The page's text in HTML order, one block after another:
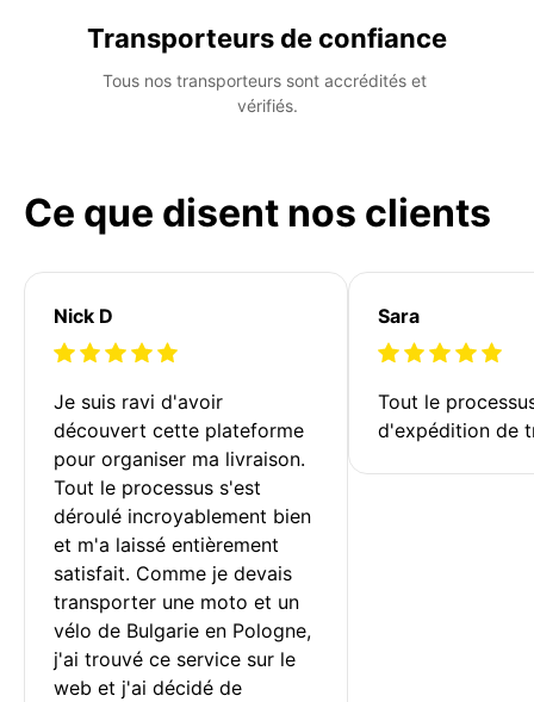
Transporteurs de confiance
Tous nos transporteurs sont accrédités et
vérifiés.
Ce que disent nos clients
Nick D
Je suis ravi d'avoir
découvert cette plateforme
pour organiser ma livraison.
Tout le processus s'est
déroulé incroyablement bien
et m'a laissé entièrement
satisfait. Comme je devais
transporter une moto et un
vélo de Bulgarie en Pologne,
j'ai trouvé ce service sur le
web et j'ai décidé de
Sara
Tout le
d'expédition de